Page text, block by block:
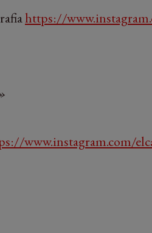
https://
www.instagram.com/